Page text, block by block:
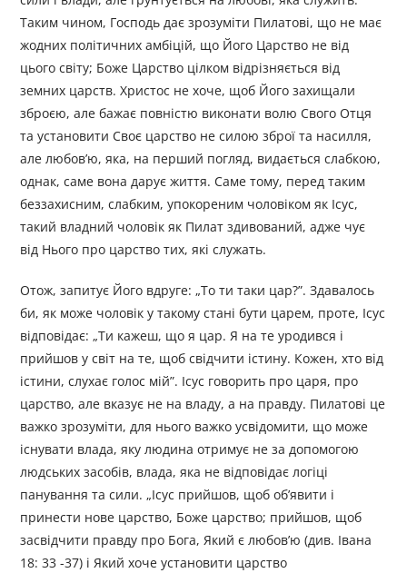
Таким чином, Господь дає зрозуміти Пилатові, що не має
жодних політичних амбіцій, що Його Царство не від
цього світу; Боже Царство цілком відрізняється від
земних царств. Христос не хоче, щоб Його захищали
зброєю, але бажає повністю виконати волю Свого Отця
та установити Своє царство не силою зброї та насилля,
але любов’ю, яка, на перший погляд, видається слабкою,
однак, саме вона дарує життя. Саме тому, перед таким
беззахисним, слабким, упокореним чоловіком як Ісус,
такий владний чоловік як Пилат здивований, адже чує
від Нього про царство тих, які служать.
Отож, запитує Його вдруге: „То ти таки цар?”. Здавалось
би, як може чоловік у такому стані бути царем, проте, Ісус
відповідає: „Ти кажеш, що я цар. Я на те уродився і
прийшов у світ на те, щоб свідчити істину. Кожен, хто від
істини, слухає голос мій”. Ісус говорить про царя, про
царство, але вказує не на владу, а на правду. Пилатові це
важко зрозуміти, для нього важко усвідомити, що може
існувати влада, яку людина отримує не за допомогою
людських засобів, влада, яка не відповідає логіці
панування та сили. „Ісус прийшов, щоб об’явити і
принести нове царство, Боже царство; прийшов, щоб
засвідчити правду про Бога, Який є любов’ю (див. Івана
18: 33 -37) і Який хоче установити царство